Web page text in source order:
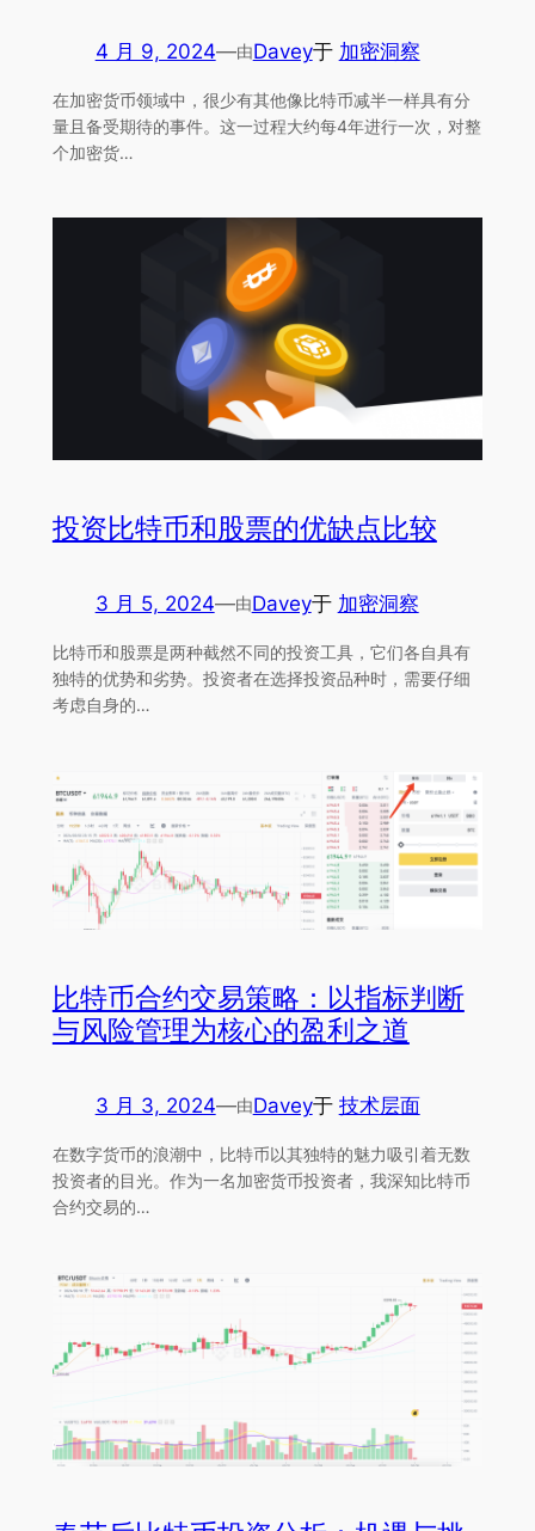
4 月 9, 2024—由Davey于 加密洞察
在加密货币领域中，很少有其他像比特币减半一样具有分
量且备受期待的事件。这一过程大约每4年进行一次，对整
个加密货…
投资比特币和股票的优缺点比较
3 月 5, 2024—由Davey于 加密洞察
比特币和股票是两种截然不同的投资工具，它们各自具有
独特的优势和劣势。投资者在选择投资品种时，需要仔细
考虑自身的…
比特币合约交易策略：以指标判断
与风险管理为核心的盈利之道
3 月 3, 2024—由Davey于 技术层面
在数字货币的浪潮中，比特币以其独特的魅力吸引着无数
投资者的目光。作为一名加密货币投资者，我深知比特币
合约交易的…